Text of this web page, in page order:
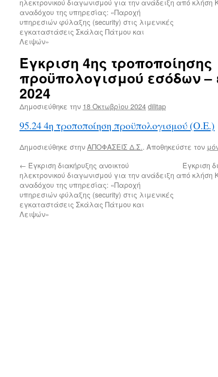
ηλεκτρονικού διαγωνισμού για την ανάδειξη
αναδόχου της υπηρεσίας: «Παροχή
υπηρεσιών φύλαξης (security) στις λιμενικές
εγκαταστάσεις Σκάλας Πάτμου και
Λειψών»
από κλήση
Έγκριση 4ης τροποποίησης
προϋπολογισμού εσόδων –
2024
Δημοσιεύθηκε την 18 Οκτωβρίου 2024dilitap
95.24 4η τροποποίηση προϋπολογισμού (Ο.Ε.)
Δημοσιεύθηκε στηνΑΠΟΦΑΣΕΙΣ Δ.Σ.. Αποθηκεύστε τον
← Έγκριση διακήρυξης ανοικτού
ηλεκτρονικού διαγωνισμού για την ανάδειξη
αναδόχου της υπηρεσίας: «Παροχή
υπηρεσιών φύλαξης (security) στις λιμενικές
εγκαταστάσεις Σκάλας Πάτμου και
Λειψών»
Έγκριση
από κλήση